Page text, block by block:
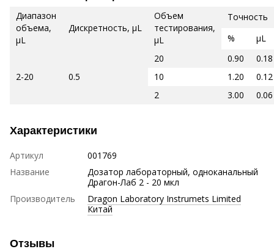
Диапазон
объема,
μL
Дискретность, μL
Объем
тестирования,
μL
Точность
%
μL
2-20 0.5
20 0.90
0.18
10
1.20
0.12
2
3.00 0.06
Характеристики
Артикул
001769
Название
Дозатор лабораторный, одноканальный
Драгон-Лаб 2 - 20 мкл
Производитель
Dragon Laboratory Instrumets Limited
Китай
Отзывы